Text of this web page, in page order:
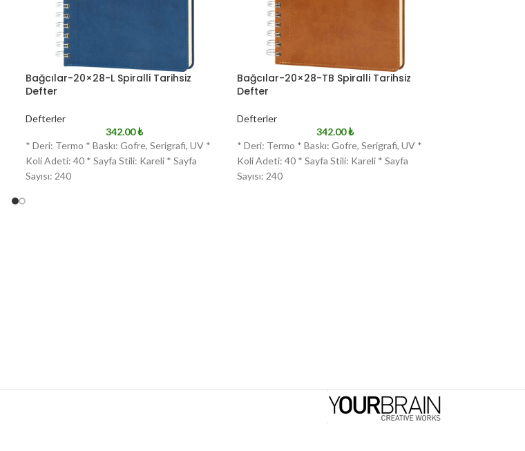
Bağcılar-20×28-L Spiralli Tarihsiz
Defter
Defterler
342.00₺
* Deri: Termo * Baskı: Gofre, Serigrafi, UV *
Koli Adeti: 40 * Sayfa Stili: Kareli * Sayfa
Sayısı: 240
Bağcılar-20×28-TB Spiralli Tarihsiz
Defter
Defterler
342.00₺
* Deri: Termo * Baskı: Gofre, Serigrafi, UV *
Koli Adeti: 40 * Sayfa Stili: Kareli * Sayfa
Sayısı: 240